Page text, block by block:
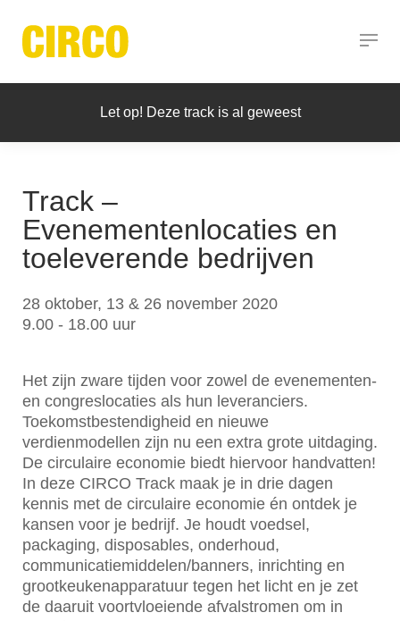
Track –
Evenementenlocaties en
toeleverende bedrijven
28 oktober, 13 & 26 november 2020
9.00 - 18.00 uur
Het zijn zware tijden voor zowel de evenementen-
en congreslocaties als hun leveranciers.
Toekomstbestendigheid en nieuwe
verdienmodellen zijn nu een extra grote uitdaging.
De circulaire economie biedt hiervoor handvatten!
In deze CIRCO Track maak je in drie dagen
kennis met de circulaire economie én ontdek je
kansen voor je bedrijf. Je houdt voedsel,
packaging, disposables, onderhoud,
communicatiemiddelen/banners, inrichting en
grootkeukenapparatuur tegen het licht en je zet
de daaruit voortvloeiende afvalstromen om in
Let op! Deze track is al geweest